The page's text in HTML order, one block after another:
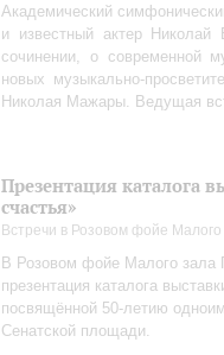
Академический
и известный актер
сочинении, о современной
новых музыкально-
Николая Мажары. Ведущая
Презентация каталога
счастья»
Встречи в Розовом фойе Малого
В Розовом фойе Малого зала
презентация каталога
посвящённой 50-летию
Сенатской площади.